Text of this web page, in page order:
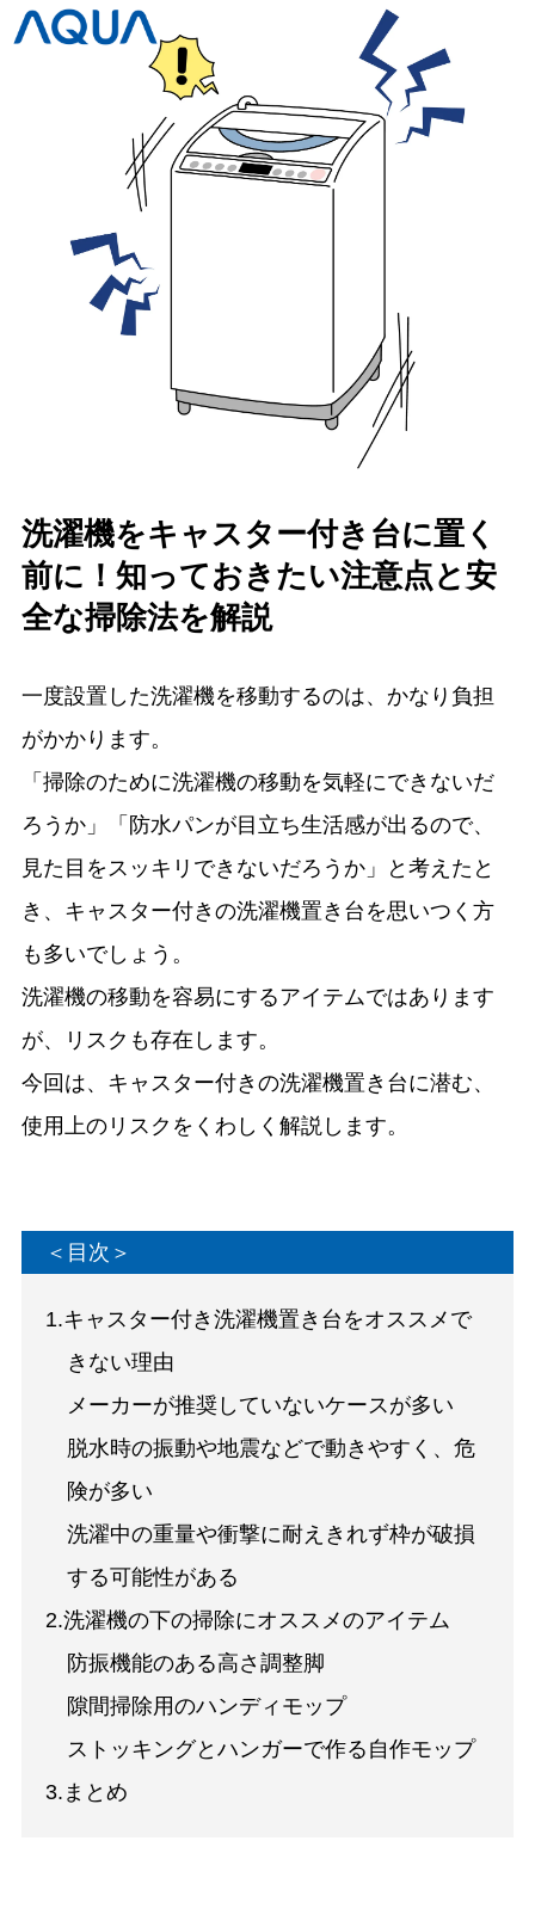
洗濯機をキャスター付き台に置く
前に！知っておきたい注意点と安
全な掃除法を解説
一度設置した洗濯機を移動するのは、かなり負担
がかかります。
「掃除のために洗濯機の移動を気軽にできないだ
ろうか」「防水パンが目立ち生活感が出るので、
見た目をスッキリできないだろうか」と考えたと
き、キャスター付きの洗濯機置き台を思いつく方
も多いでしょう。
洗濯機の移動を容易にするアイテムではあります
が、リスクも存在します。
今回は、キャスター付きの洗濯機置き台に潜む、
使用上のリスクをくわしく解説します。
＜目次＞
1.キャスター付き洗濯機置き台をオススメで
きない理由
メーカーが推奨していないケースが多い
脱水時の振動や地震などで動きやすく、危
険が多い
洗濯中の重量や衝撃に耐えきれず枠が破損
する可能性がある
2.洗濯機の下の掃除にオススメのアイテム
防振機能のある高さ調整脚
隙間掃除用のハンディモップ
ストッキングとハンガーで作る自作モップ
3.まとめ